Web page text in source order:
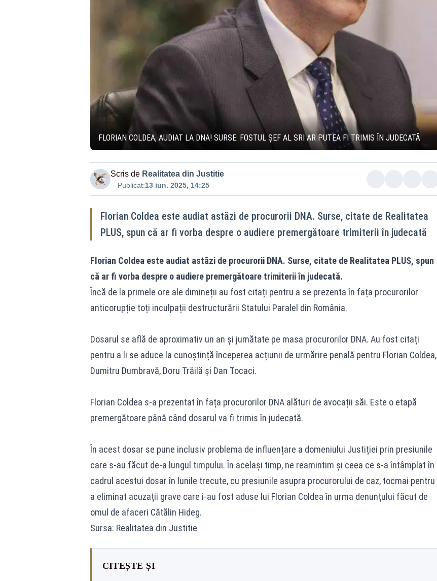
FLORIAN COLDEA, AUDIAT LA DNA! SURSE: FOSTUL ȘEF AL SRI AR PUTEA FI TRIMIS ÎN JUDECATĂ
Scris de Realitatea din Justitie
Publicat:13 iun. 2025, 14:25
Florian Coldea este audiat astăzi de procurorii DNA. Surse, citate de Realitatea
PLUS, spun că ar fi vorba despre o audiere premergătoare trimiterii în judecată
Florian Coldea este audiat astăzi de procurorii DNA. Surse, citate de Realitatea PLUS, spun
că ar fi vorba despre o audiere premergătoare trimiterii în judecată.
Încă de la primele ore ale dimineții au fost citați pentru a se prezenta în fața procurorilor
anticorupție toți inculpații destructurării Statului Paralel din România.
Dosarul se află de aproximativ un an și jumătate pe masa procurorilor DNA. Au fost citați
pentru a li se aduce la cunoștință începerea acțiunii de urmărire penală pentru Florian Coldea,
Dumitru Dumbravă, Doru Trăilă și Dan Tocaci.
Florian Coldea s-a prezentat în fața procurorilor DNA alături de avocații săi. Este o etapă
premergătoare până când dosarul va fi trimis în judecată.
În acest dosar se pune inclusiv problema de influențare a domeniului Justiției prin presiunile
care s-au făcut de-a lungul timpului. În același timp, ne reamintim și ceea ce s-a întâmplat în
cadrul acestui dosar în lunile trecute, cu presiunile asupra procurorului de caz, tocmai pentru
a eliminat acuzații grave care i-au fost aduse lui Florian Coldea în urma denunțului făcut de
omul de afaceri Cătălin Hideg.
Sursa: Realitatea din Justitie
CITEȘTE ȘI